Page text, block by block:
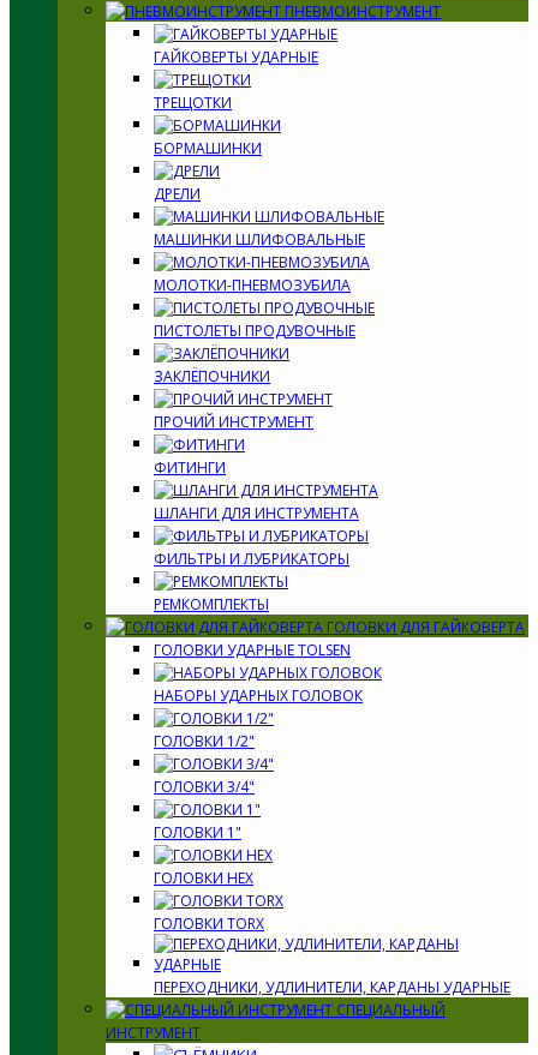
ПНЕВМОИНСТРУМЕНТ
ГАЙКОВЕРТЫ УДАРНЫЕ
ТРЕЩОТКИ
БОРМАШИНКИ
ДРЕЛИ
МАШИНКИ ШЛИФОВАЛЬНЫЕ
МОЛОТКИ-ПНЕВМОЗУБИЛА
ПИСТОЛЕТЫ ПРОДУВОЧНЫЕ
ЗАКЛЁПОЧНИКИ
ПРОЧИЙ ИНСТРУМЕНТ
ФИТИНГИ
ШЛАНГИ ДЛЯ ИНСТРУМЕНТА
ФИЛЬТРЫ И ЛУБРИКАТОРЫ
РЕМКОМПЛЕКТЫ
ГОЛОВКИ ДЛЯ ГАЙКОВЕРТА
ГОЛОВКИ УДАРНЫЕ TOLSEN
НАБОРЫ УДАРНЫХ ГОЛОВОК
ГОЛОВКИ 1/2"
ГОЛОВКИ 3/4"
ГОЛОВКИ 1"
ГОЛОВКИ HEX
ГОЛОВКИ TORX
ПЕРЕХОДНИКИ, УДЛИНИТЕЛИ, КАРДАНЫ УДАРНЫЕ
СПЕЦИАЛЬНЫЙ
ИНСТРУМЕНТ